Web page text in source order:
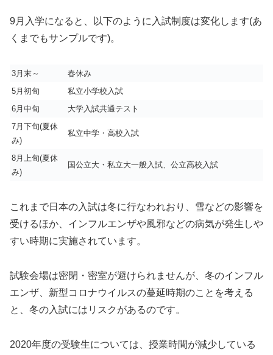
9月入学になると、以下のように入試制度は変化します(あ
くまでもサンプルです)。
3月末～
春休み
5月初旬
私立小学校入試
6月中旬
大学入試共通テスト
7月下旬(夏休
み)
私立中学・高校入試
8月上旬(夏休
み)
国公立大・私立大一般入試、公立高校入試
これまで日本の入試は冬に行なわれおり、雪などの影響を
受けるほか、インフルエンザや風邪などの病気が発生しや
すい時期に実施されています。
試験会場は密閉・密室が避けられませんが、冬のインフル
エンザ、新型コロナウイルスの蔓延時期のことを考える
と、冬の入試にはリスクがあるのです。
2020年度の受験生については、授業時間が減少している